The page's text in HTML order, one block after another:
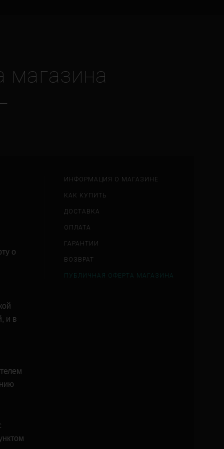
магазина
о
и в
ИНФОРМАЦИЯ О МАГАЗИНЕ
КАК КУПИТЬ
ДОСТАВКА
ОПЛАТА
ГАРАНТИИ
ВОЗВРАТ
ПУБЛИЧНАЯ ОФЕРТА МАГАЗИНА